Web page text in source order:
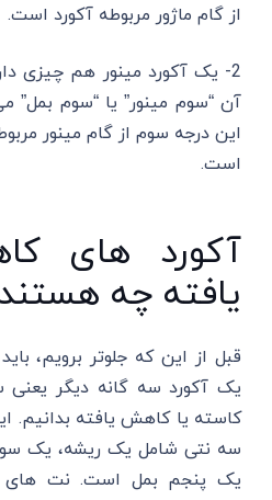
از گام ماژور مربوطه آکورد است.
2- یک آکورد مینور هم چیزی
آن “سوم مینور” یا “سوم بمل”
این درجه سوم از گام مینور
است.
آکورد های
یافته چه
قبل از این که جلوتر برویم،
یک آکورد سه گانه دیگر یعنی
کاسته یا کاهش یافته بدانیم.
سه نتی شامل یک ریشه، یک
یک پنجم بمل است. نت های